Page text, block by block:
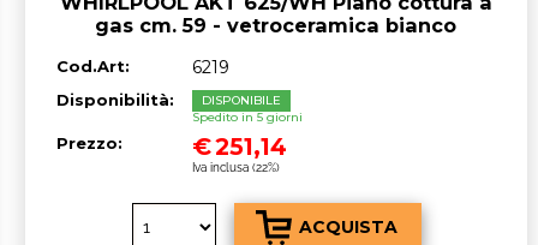
gas cm. 59 - vetroceramica bianco
Cod.Art: 6219
Disponibilità:
DISPONIBILE
Spedito in 5 giorni
Prezzo: €251,14
Iva inclusa (22%)